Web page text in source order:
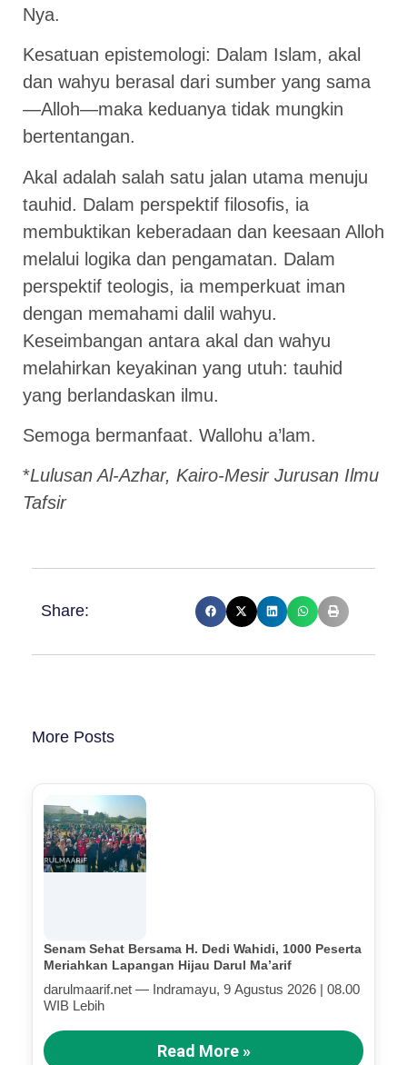
Nya.
Kesatuan epistemologi: Dalam Islam, akal
dan wahyu berasal dari sumber yang sama
—Alloh—maka keduanya tidak mungkin
bertentangan.
Akal adalah salah satu jalan utama menuju
tauhid. Dalam perspektif filosofis, ia
membuktikan keberadaan dan keesaan Alloh
melalui logika dan pengamatan. Dalam
perspektif teologis, ia memperkuat iman
dengan memahami dalil wahyu.
Keseimbangan antara akal dan wahyu
melahirkan keyakinan yang utuh: tauhid
yang berlandaskan ilmu.
Semoga bermanfaat. Wallohu a’lam.
*Lulusan Al-Azhar, Kairo-Mesir Jurusan Ilmu
Tafsir
Share:
More Posts
Senam Sehat Bersama H. Dedi Wahidi, 1000 Peserta
Meriahkan Lapangan Hijau Darul Ma’arif
darulmaarif.net — Indramayu, 9 Agustus 2026 | 08.00
WIB Lebih
Read More »